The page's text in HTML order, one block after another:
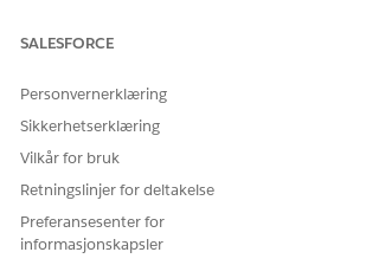
001498709
HJALP DENNE ARTIKKELEN MED Å LØSE
La oss få vite det slik at vi kan
SALESFORCE
Personvernerklæring
Sikkerhetserklæring
Vilkår for bruk
Retningslinjer for deltakelse
Preferansesenter for
informasjonskapsler